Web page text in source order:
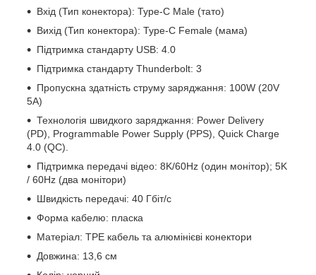
Вхід (Тип конектора): Type-C Male (тато)
Вихід (Тип конектора): Type-C Female (мама)
Підтримка стандарту USB: 4.0
Підтримка стандарту Thunderbolt: 3
Пропускна здатність струму заряджання: 100W (20V
5A)
Технологія швидкого заряджання: Power Delivery
(PD), Programmable Power Supply (PPS), Quick Charge
4.0 (QC).
Підтримка передачі відео: 8K/60Hz (один монітор); 5K
/ 60Hz (два монітори)
Швидкість передачі: 40 Гбіт/с
Форма кабелю: пласка
Матеріал: TPE кабель та алюмінієві конектори
Довжина: 13,6 см